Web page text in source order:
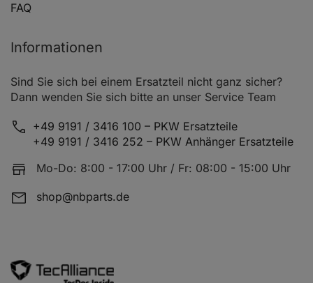
FAQ
Informationen
Sind Sie sich bei einem Ersatzteil nicht ganz sicher?
Dann wenden Sie sich bitte an unser Service Team
+49 9191 / 3416 100 – PKW Ersatzteile
+49 9191 / 3416 252 – PKW Anhänger Ersatzteile
Mo-Do: 8:00 - 17:00 Uhr / Fr: 08:00 - 15:00 Uhr
shop@nbparts.de